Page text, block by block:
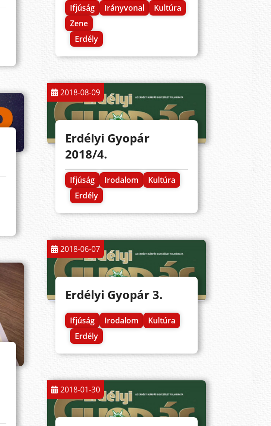
Ifjúság Irányvonal
Kultúra
Zene
Erdély
2018-08-09
Erdélyi Gyopár
2018/4.
Ifjúság Irodalom
Kultúra
Erdély
2018-06-07
Erdélyi Gyopár 3.
Ifjúság Irodalom
Kultúra
Erdély
2018-01-30